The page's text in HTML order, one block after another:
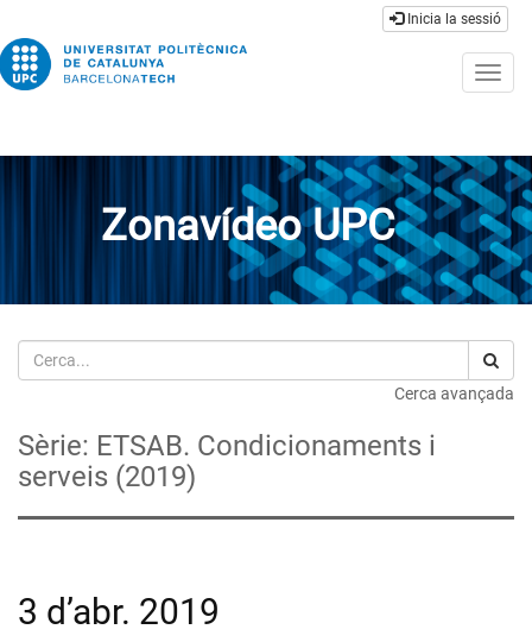
Inicia la sessió
Zonavídeo UPC
Cerca
Cerca avançada
Sèrie: ETSAB. Condicionaments i
serveis (2019)
3 d’abr. 2019